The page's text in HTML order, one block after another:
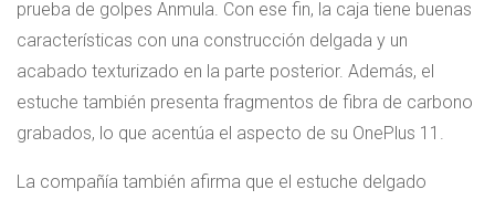
prueba de golpes Anmula. Con ese fin, la caja tiene buenas
características con una construcción delgada y un
acabado texturizado en la parte posterior. Además, el
estuche también presenta fragmentos de fibra de carbono
grabados, lo que acentúa el aspecto de su OnePlus 11.
La compañía también afirma que el estuche delgado